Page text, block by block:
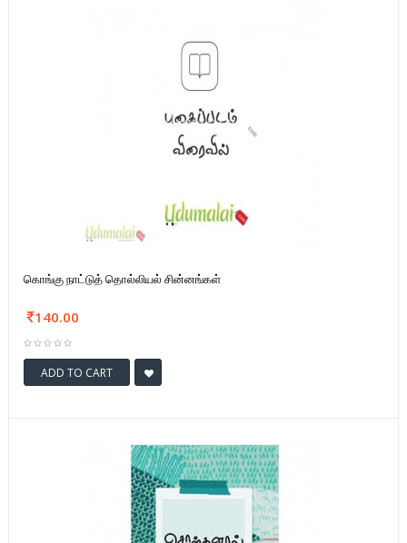
கொங்கு நாட்டுத் தொல்லியல் சின்னங்கள்
140.00
ADD TO CART